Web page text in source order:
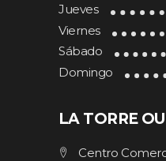
Jueves
Viernes
Sábado
Domingo
LA TORRE
Centro